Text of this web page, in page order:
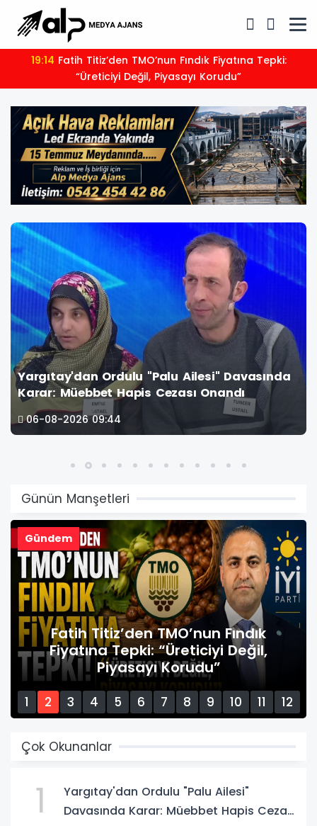
17:00
Söylüyor?
Yargıtay'dan Ordulu "Palu Ailesi" Davasında
Karar: Müebbet Hapis Cezası Onandı
06-08-2026 09:44
Günün Manşetleri
Gündem
6 Ağustos 2026 Günlük Burç
Yorumları Neler Söylüyor?
1 2 3 4 5 6 7 8 9 10 11
12
Çok Okunanlar
1
Yargıtay'dan Ordulu "Palu Ailesi"
Davasında Karar: Müebbet Hapis Cezası